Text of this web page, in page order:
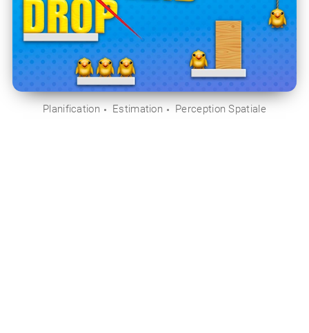
Planification Estimation Perception Spatiale